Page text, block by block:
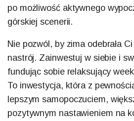
po możliwość aktywnego
górskiej scenerii.
Nie pozwól, by zima odebrała
nastrój. Zainwestuj w siebie i
fundując sobie relaksujący
To inwestycja, która z
lepszym samopoczuciem,
pozytywnym nastawieniem na